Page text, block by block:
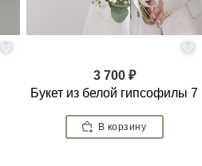
3 700 ₽
Букет из белой гипсофилы 7
В корзину